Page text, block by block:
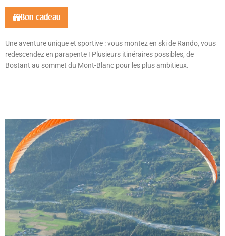
Bon cadeau
Une aventure unique et sportive : vous montez en ski de Rando, vous
redescendez en parapente ! Plusieurs itinéraires possibles, de
Bostant au sommet du Mont-Blanc pour les plus ambitieux.